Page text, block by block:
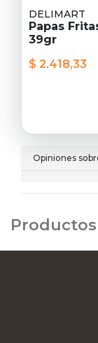
DELIMART
Papas
39gr
$ 2.418,33
Opiniones